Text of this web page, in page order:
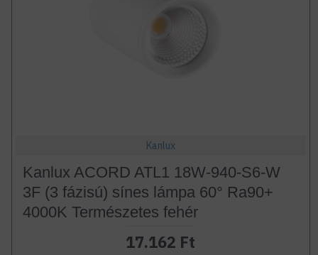
Kanlux
Kanlux ACORD ATL1 18W-940-S6-W
3F (3 fázisú) sínes lámpa 60° Ra90+
4000K Természetes fehér
17.162 Ft